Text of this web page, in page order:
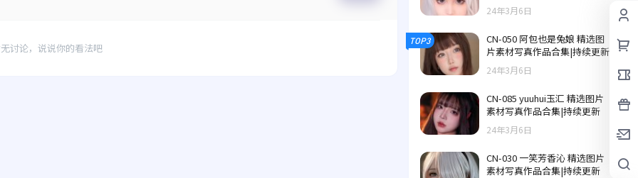
讨论，说说你的看法吧
24年3月6日
TOP3
CN-050 阿包也是兔娘 精选图
片素材写真作品合集|持续更新
24年3月6日
CN-085 yuuhui玉汇 精选图片
素材写真作品合集|持续更新
24年3月6日
CN-030 一笑芳香沁 精选图片
素材写真作品合集|持续更新